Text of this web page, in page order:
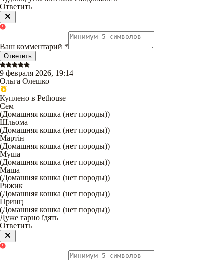
Ответить
Ваш комментарий *
Ответить
9 февраля 2026, 19:14
Ольга Олешко
Куплено в Pethouse
Сем
(Домашняя кошка (нет породы))
Шльома
(Домашняя кошка (нет породы))
Мартін
(Домашняя кошка (нет породы))
Муша
(Домашняя кошка (нет породы))
Маша
(Домашняя кошка (нет породы))
Рижик
(Домашняя кошка (нет породы))
Принц
(Домашняя кошка (нет породы))
Дуже гарно їдять
Ответить